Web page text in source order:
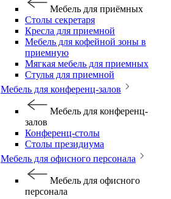
Мебель для приёмных
Столы секретаря
Кресла для приемной
Мебель для кофейной зоны в
приемную
Мягкая мебель для приемных
Стулья для приемной
Мебель для конференц-залов
Мебель для конференц-
залов
Конференц-столы
Столы президиума
Мебель для офисного персонала
Мебель для офисного
персонала